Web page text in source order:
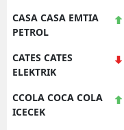
CASA CASA EMTIA
PETROL
CATES CATES
ELEKTRIK
CCOLA COCA COLA
ICECEK